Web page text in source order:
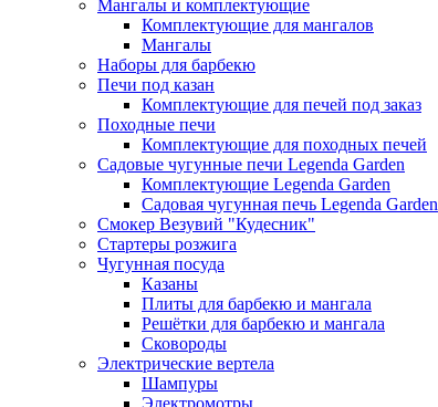
Мангалы и комплектующие
Комплектующие для мангалов
Мангалы
Наборы для барбекю
Печи под казан
Комплектующие для печей под заказ
Походные печи
Комплектующие для походных печей
Садовые чугунные печи Legenda Garden
Комплектующие Legenda Garden
Садовая чугунная печь Legenda Garden
Смокер Везувий "Кудесник"
Стартеры розжига
Чугунная посуда
Казаны
Плиты для барбекю и мангала
Решётки для барбекю и мангала
Сковороды
Электрические вертела
Шампуры